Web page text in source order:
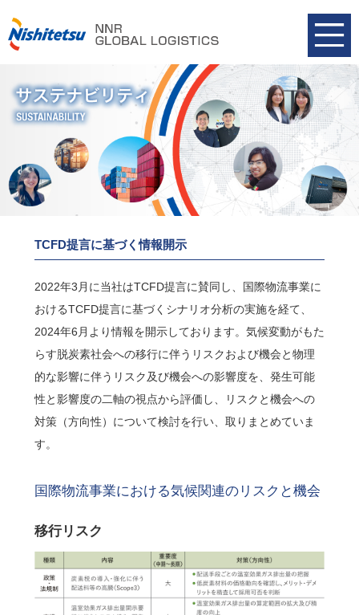
TCFD提言に基づく情報開示
2022年3月に当社はTCFD提言に賛同し、国際物流事業に
おけるTCFD提言に基づくシナリオ分析の実施を経て、
2024年6月より情報を開示しております。気候変動がもた
らす脱炭素社会への移行に伴うリスクおよび機会と物理
的な影響に伴うリスク及び機会への影響度を、発生可能
性と影響度の二軸の視点から評価し、リスクと機会への
対策（方向性）について検討を行い、取りまとめていま
す。
国際物流事業における気候関連のリスクと機会
移行リスク